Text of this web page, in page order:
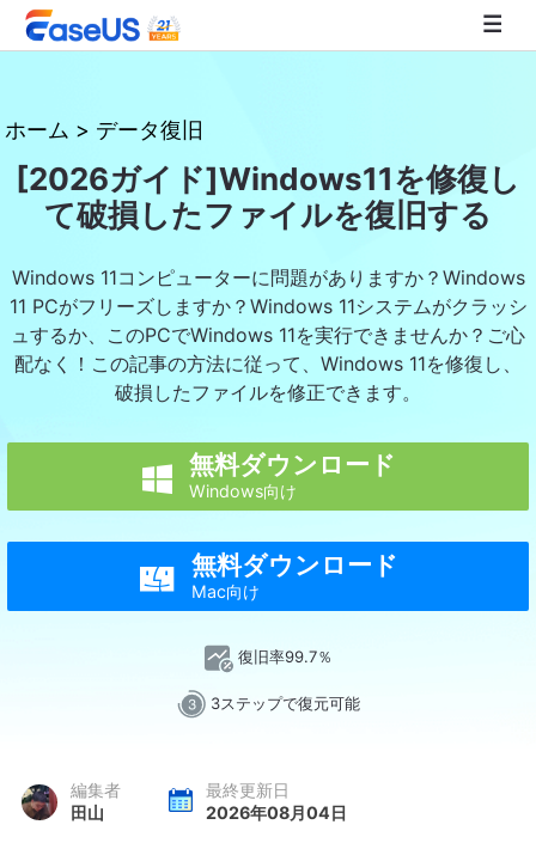
EaseUS
ホーム > データ復旧
[2026ガイド]Windows11を修復し
て破損したファイルを復旧する
Windows 11コンピューターに問題がありますか？Windows
11 PCがフリーズしますか？Windows 11システムがクラッシ
ュするか、このPCでWindows 11を実行できませんか？ご心
配なく！この記事の方法に従って、Windows 11を修復し、
破損したファイルを修正できます。
 無料ダウンロード
Windows向け
 無料ダウンロード
Mac向け
復旧率99.7％
3ステップで復元可能
編集者
田山
最終更新日
2026年08月04日